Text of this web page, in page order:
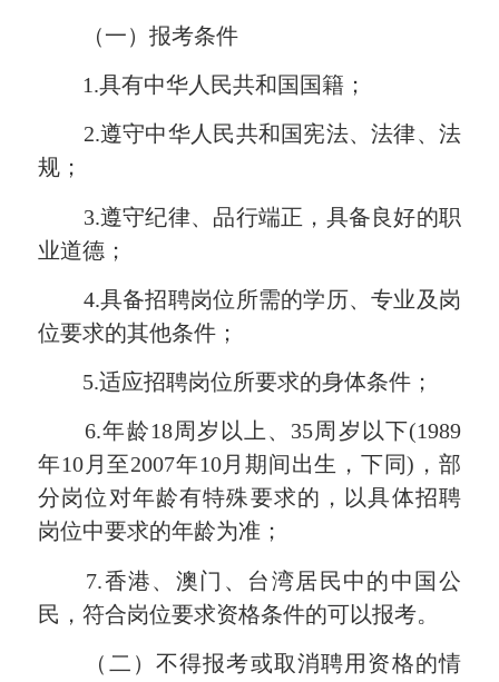
（一）报考条件
1.具有中华人民共和国国籍；
2.遵守中华人民共和国宪法、法律、法
规；
3.遵守纪律、品行端正，具备良好的职
业道德；
4.具备招聘岗位所需的学历、专业及岗
位要求的其他条件；
5.适应招聘岗位所要求的身体条件；
6.年龄18周岁以上、35周岁以下(1989
年10月至2007年10月期间出生，下同)，部
分岗位对年龄有特殊要求的，以具体招聘
岗位中要求的年龄为准；
7.香港、澳门、台湾居民中的中国公
民，符合岗位要求资格条件的可以报考。
（二）不得报考或取消聘用资格的情